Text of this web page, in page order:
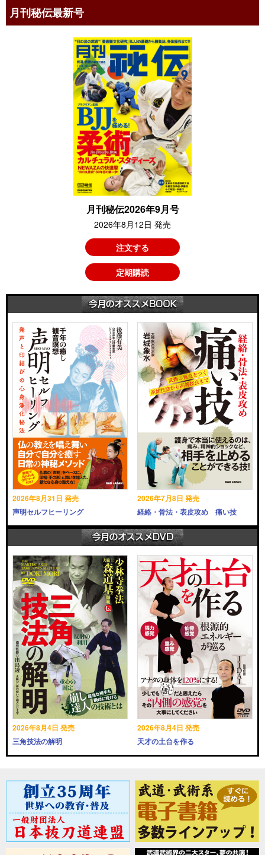
月刊秘伝最新号
月刊秘伝2026年9月号
2026年8月12日 発売
注文する
定期購読
2026年8月31日 発売
声明セルフヒーリング
2026年7月8日 発売
経絡・骨法・表皮攻め 痛い技
2026年8月4日 発売
三角技法の解明
2026年8月4日 発売
天才の土台を作る